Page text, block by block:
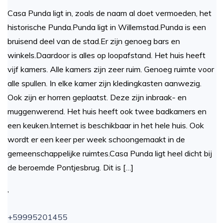
Casa Punda ligt in, zoals de naam al doet vermoeden, het
historische Punda.Punda ligt in Willemstad.Punda is een
bruisend deel van de stad.Er zijn genoeg bars en
winkels.Daardoor is alles op loopafstand. Het huis heeft
vijf kamers. Alle kamers zijn zeer ruim. Genoeg ruimte voor
alle spullen. In elke kamer zijn kledingkasten aanwezig.
Ook zijn er horren geplaatst. Deze zijn inbraak- en
muggenwerend. Het huis heeft ook twee badkamers en
een keuken.Internet is beschikbaar in het hele huis. Ook
wordt er een keer per week schoongemaakt in de
gemeenschappelijke ruimtes.Casa Punda ligt heel dicht bij
de beroemde Pontjesbrug. Dit is […]
,
+59995201455